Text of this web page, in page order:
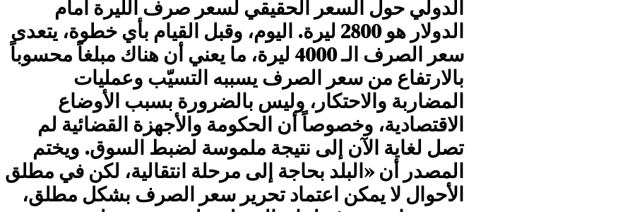
الدولي حول السعر الحقيقي لسعر صرف الليرة أمام
الدولار هو 2800 ليرة. اليوم، وقبل القيام بأي خطوة، يتعدى
سعر الصرف الـ 4000 ليرة، ما يعني أن هناك مبلغاً محسوباً
بالارتفاع من سعر الصرف يسببه التسيّب وعمليات
المضاربة والاحتكار، وليس بالضرورة بسبب الأوضاع
الاقتصادية، وخصوصاً أن الحكومة والأجهزة القضائية لم
تصل لغاية الآن إلى نتيجة ملموسة لضبط السوق. ويختم
المصدر أن «البلد بحاجة إلى مرحلة انتقالية، لكن في مطلق
الأحوال لا يمكن اعتماد تحرير سعر الصرف بشكل مطلق،